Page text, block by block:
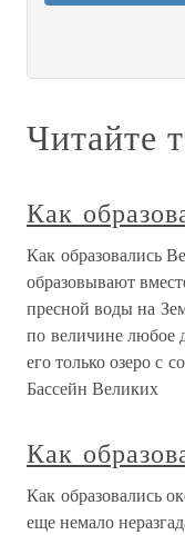
Читайте
Как
Как образовались
образовывают
пресной воды на
по величине любое
его только озеро с
Бассейн Великих
Как
Как образовались
еще немало